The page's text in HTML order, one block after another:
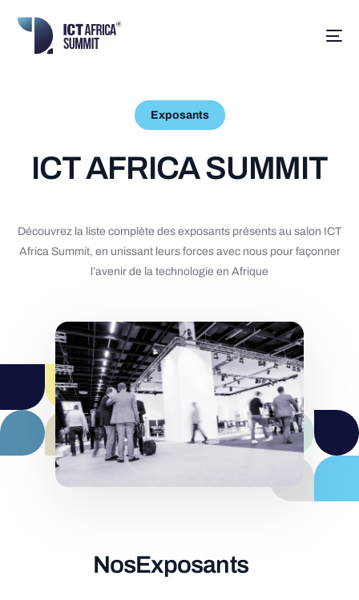
Exposants
ICTAFRICASUMMIT
Découvrez la liste complète des exposants présents au salon ICT
Africa Summit, en unissant leurs forces avec nous pour façonner
l’avenir de la technologie en Afrique
NosExposants